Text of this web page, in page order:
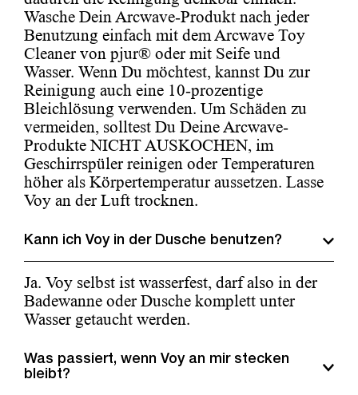
Wasche Dein Arcwave-Produkt nach jeder
Benutzung einfach mit dem Arcwave Toy
Cleaner von pjur® oder mit Seife und
Wasser. Wenn Du möchtest, kannst Du zur
Reinigung auch eine 10-prozentige
Bleichlösung verwenden. Um Schäden zu
vermeiden, solltest Du Deine Arcwave-
Produkte NICHT AUSKOCHEN, im
Geschirrspüler reinigen oder Temperaturen
höher als Körpertemperatur aussetzen. Lasse
Voy an der Luft trocknen.
Kann ich Voy in der Dusche benutzen?
Ja. Voy selbst ist wasserfest, darf also in der
Badewanne oder Dusche komplett unter
Wasser getaucht werden.
Was passiert, wenn Voy an mir stecken
bleibt?